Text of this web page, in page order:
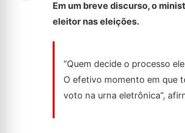
Em um breve discurso, o
eleitor nas eleições.
“Quem decide o processo
O efetivo momento em que
voto na urna eletrônica”,